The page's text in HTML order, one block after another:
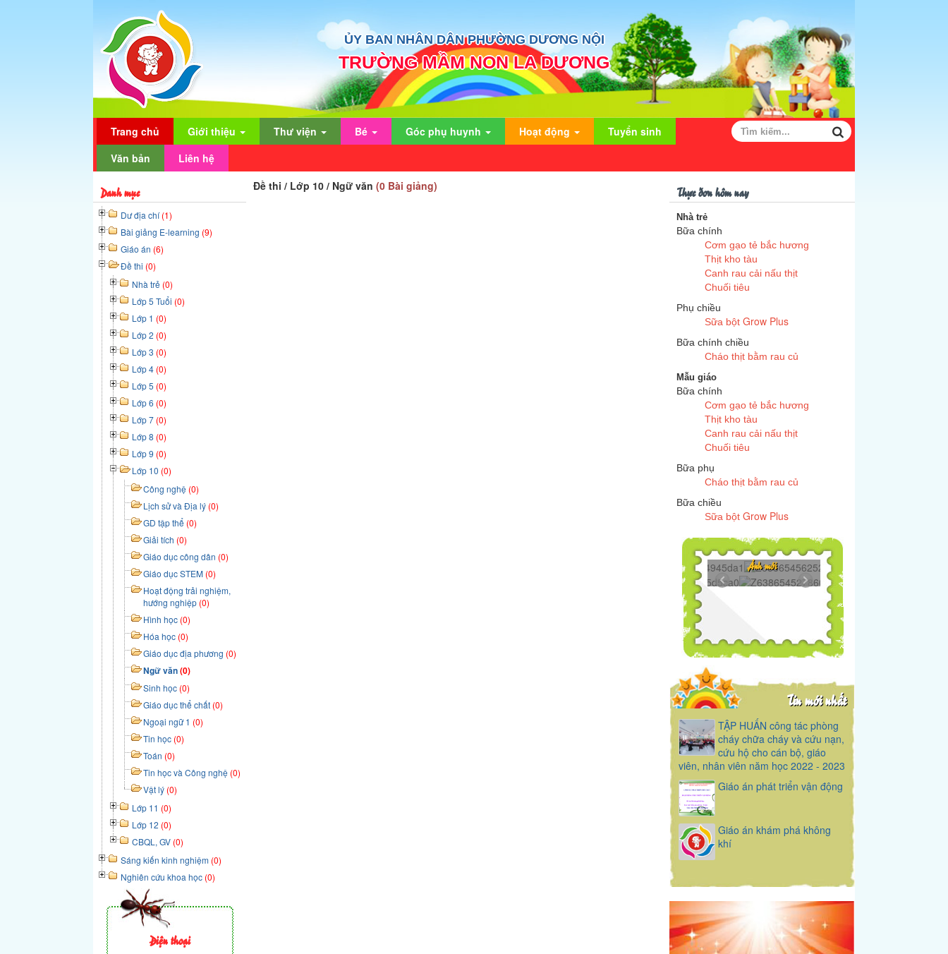
ỦY BAN NHÂN DÂN PHƯỜNG DƯƠNG NỘI
TRƯỜNG MẦM NON LA DƯƠNG
Trang chủ Giới thiệu Thư viện Bé Góc phụ huynh Hoạt động
Tuyển sinh
Văn bản
Liên hệ
Đề thi / Lớp 10 / Ngữ văn(0 Bài giảng) Thực đơn hôm nay
Nhà trẻ
Bữa chính
Cơm gạo tẻ bắc hương
Thịt kho tàu
Canh rau cải nấu thịt
Chuối tiêu
Phụ chiều
Sữa bộtGrow Plus
Bữa chính chiều
Cháo thịt bằm rau củ
Mẫu giáo
Bữa chính
Cơm gạo tẻ bắc hương
Thịt kho tàu
Canh rau cải nấu thịt
Chuối tiêu
Bữa phụ
Cháo thịt bằm rau củ
Bữa chiều
Sữa bộtGrow Plus
Z6386545625272...
Z6386545278606...
Ảnh mới
Tin mới nhất
TẬP HUẤN công tác phòng
cháy chữa cháy và cứu nạn,
cứu hộ cho cán bộ, giáo
viên, nhân viên năm học 2022 - 2023
Giáo án phát triển vận động
Giáo án khám phá không
khí
Danh mục
Dư địa chí(1)
Bài giảng E-learning (9)
Giáo án (6)
Đề thi (0)
Nhà trẻ (0)
Lớp 5 Tuổi (0)
Lớp 1 (0)
Lớp 2 (0)
Lớp 3 (0)
Lớp 4 (0)
Lớp 5 (0)
Lớp 6 (0)
Lớp 7 (0)
Lớp 8 (0)
Lớp 9 (0)
Lớp 10 (0)
Công nghệ (0)
Lịch sử và Địa lý (0)
GD tập thể (0)
Giải tích (0)
Giáo dục công dân (0)
Giáo dục STEM (0)
Hoạt động trải nghiệm,
hướng nghiệp (0)
Hình học (0)
Hóa học (0)
Giáo dục địa phương (0)
Ngữ văn(0)
Sinh học (0)
Giáo dục thể chất (0)
Ngoại ngữ 1 (0)
Tin học (0)
Toán (0)
Tin học và Công nghệ (0)
Vật lý (0)
Lớp 11 (0)
Lớp 12 (0)
CBQL, GV (0)
Sáng kiến kinh nghiệm (0)
Nghiên cứu khoa học (0)
Điện thoại